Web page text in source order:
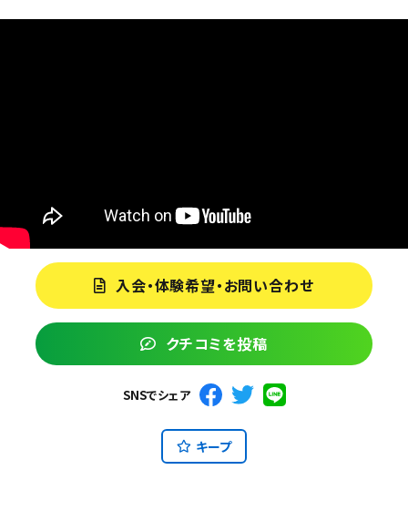
入会・体験希望・お問い合わせ
クチコミを投稿
SNSでシェア
キープ